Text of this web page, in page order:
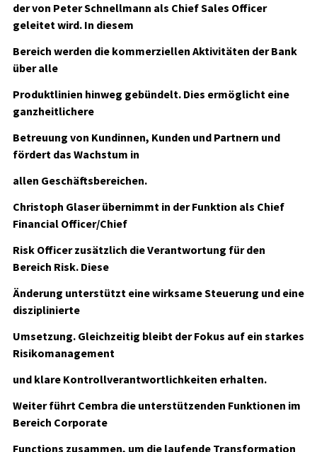
der von Peter Schnellmann als Chief Sales Officer
geleitet wird. In diesem
Bereich werden die kommerziellen Aktivitäten der Bank
über alle
Produktlinien hinweg gebündelt. Dies ermöglicht eine
ganzheitlichere
Betreuung von Kundinnen, Kunden und Partnern und
fördert das Wachstum in
allen Geschäftsbereichen.
Christoph Glaser übernimmt in der Funktion als Chief
Financial Officer/Chief
Risk Officer zusätzlich die Verantwortung für den
Bereich Risk. Diese
Änderung unterstützt eine wirksame Steuerung und eine
disziplinierte
Umsetzung. Gleichzeitig bleibt der Fokus auf ein starkes
Risikomanagement
und klare Kontrollverantwortlichkeiten erhalten.
Weiter führt Cembra die unterstützenden Funktionen im
Bereich Corporate
Functions zusammen, um die laufende Transformation